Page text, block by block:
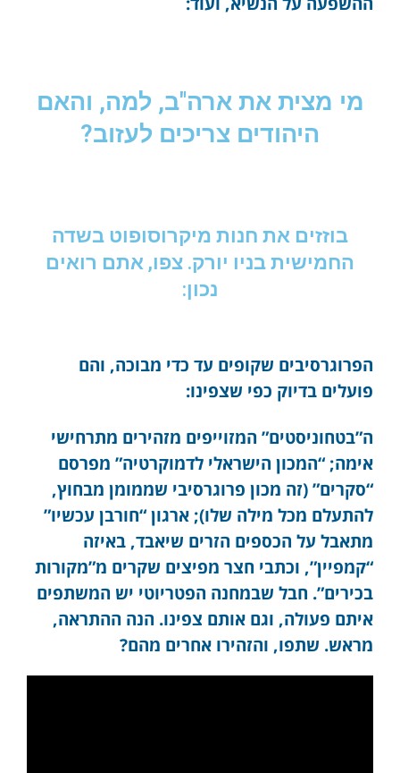
מי מצית את ארה"ב, למה, והאם
היהודים צריכים לעזוב?
בוזזים את חנות מיקרוסופוט בשדה
החמישית בניו יורק. צפו, אתם רואים
נכון:
הפרוגרסיבים שקופים עד כדי מבוכה, והם
פועלים בדיוק כפי שצפינו:
ה”בטחוניסטים” המזוייפים מזהירים מתרחישי
אימה; “המכון הישראלי לדמוקרטיה” מפרסם
“סקרים” (זה מכון פרוגרסיבי שממומן מבחוץ,
להתעלם מכל מילה שלו); ארגון “חורבן עכשיו”
מתאבל על הכספים הזרים שיאבד, באיזה
“קמפיין”, וכתבי חצר מפיצים שקרים מ”מקורות
בכירים”. חבל שבמחנה הפטריוטי יש המשתפים
איתם פעולה, וגם אותם צפינו. הנה ההתראה,
מראש. שתפו, והזהירו אחרים מהם?